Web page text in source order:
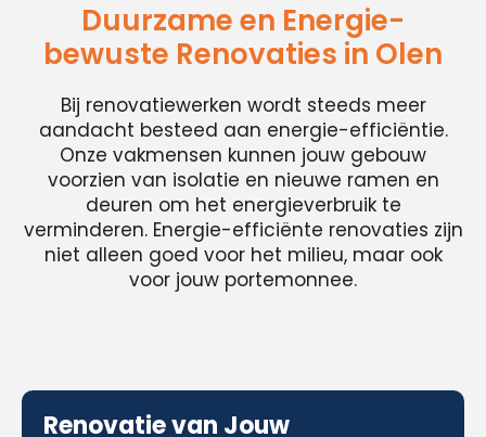
Duurzame en Energie-
bewuste Renovaties in Olen
Bij renovatiewerken wordt steeds meer
aandacht besteed aan energie-efficiëntie.
Onze vakmensen kunnen jouw gebouw
voorzien van isolatie en nieuwe ramen en
deuren om het energieverbruik te
verminderen. Energie-efficiënte renovaties zijn
niet alleen goed voor het milieu, maar ook
voor jouw portemonnee.
Renovatie van Jouw